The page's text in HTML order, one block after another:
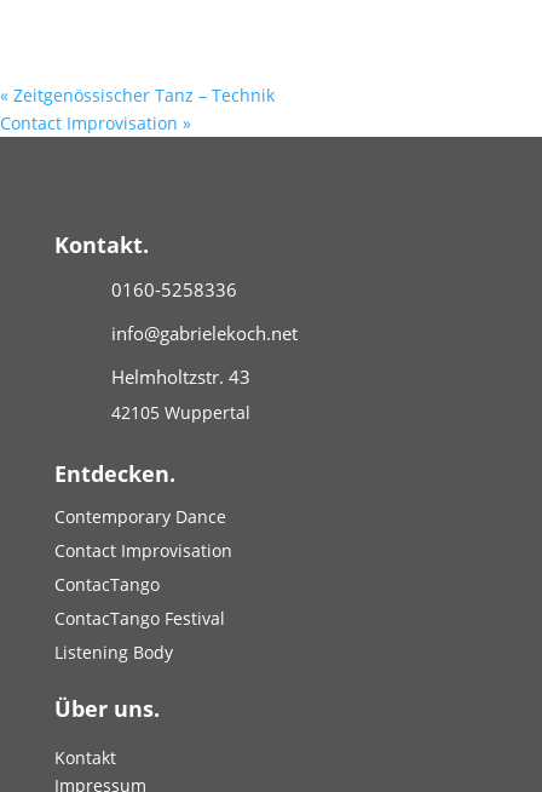
« Zeitgenössischer Tanz – Technik
Contact Improvisation »
Kontakt.
0160-5258336
info@gabrielekoch.net
Helmholtzstr. 43
42105 Wuppertal
Entdecken.
Contemporary Dance
Contact Improvisation
ContacTango
ContacTango Festival
Listening Body
Über uns.
Kontakt
Impressum